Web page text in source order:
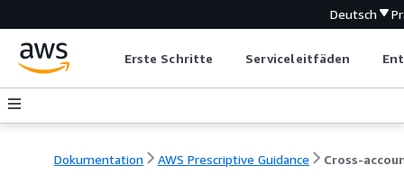
Deutsch
Erste Schritte Serviceleitfäden
Dokumentation AWS Prescriptive Guidance